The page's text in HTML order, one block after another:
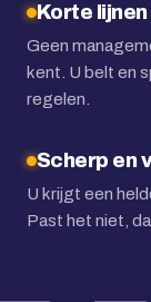
Korte lijnen
Geen
kent. U belt en
regelen.
Scherp en
U krijgt een
Past het niet,